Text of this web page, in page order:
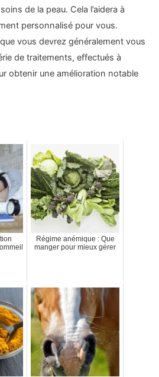
de la peau. Cela l’aidera à
personnalisé pour vous.
vous devrez généralement vous
de traitements, effectués à
obtenir une amélioration notable
Régime anémique : Que
manger pour mieux gérer